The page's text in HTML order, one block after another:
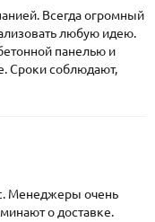
Всегда огромный
любую идею.
панелью и
Сроки соблюдают,
Менеджеры очень
о доставке.